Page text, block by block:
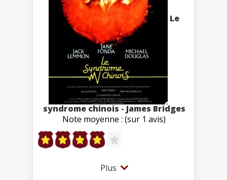
Le
syndrome chinois - James Bridges
Note moyenne : (sur 1 avis)
Plus